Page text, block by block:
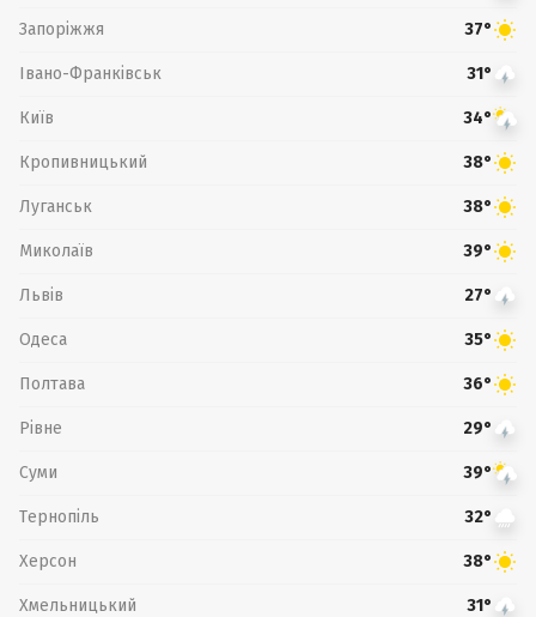
Запоріжжя 37°
Івано-Франківськ 31°
Київ 34°
Кропивницький 38°
Луганськ 38°
Миколаїв 39°
Львів 27°
Одеса 35°
Полтава 36°
Рівне 29°
Суми 39°
Тернопіль 32°
Херсон 38°
Хмельницький 31°